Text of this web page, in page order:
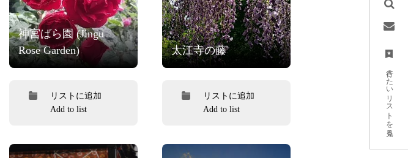
行きたいリストを見る
神宮ばら園 (Jingu
Rose Garden)
リストに追加
Add to list
太江寺の藤
リストに追加
Add to list